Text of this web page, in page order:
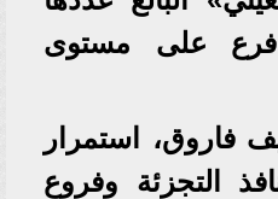
من 8000 فرع على مستوى
فاروق، استمرار
التجزئة وفروع